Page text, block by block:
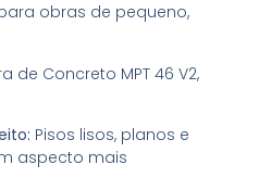
obras de pequeno,
de Concreto MPT 46 V2,
Pisos lisos, planos e
aspecto mais